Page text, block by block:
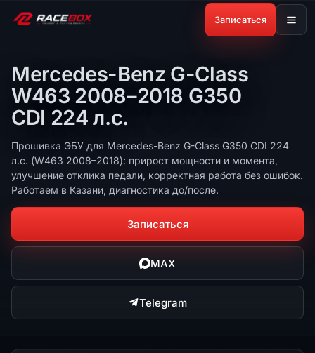
Записаться
Mercedes-Benz G-Class
W463 2008–2018 G350
CDI 224 л.с.
Прошивка ЭБУ для Mercedes-Benz G-Class G350 CDI 224
л.с. (W463 2008–2018): прирост мощности и момента,
улучшение отклика педали, корректная работа без ошибок.
Работаем в Казани, диагностика до/после.
Записаться
MAX
Telegram